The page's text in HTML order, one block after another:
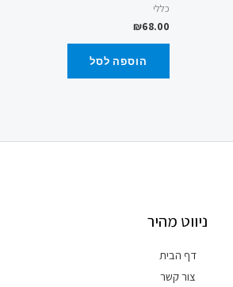
כללי
₪68.00
הוספה לסל
ניווט מהיר
דף הבית
צור קשר